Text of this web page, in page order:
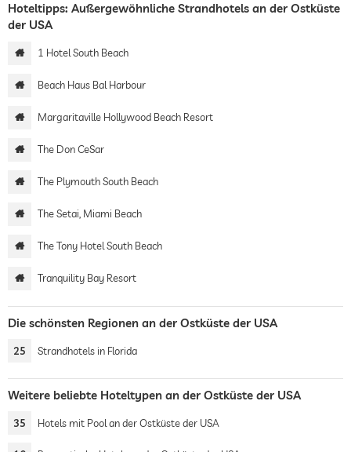
Hoteltipps: Außergewöhnliche Strandhotels an der Ostküste
der USA
1 Hotel South Beach
Beach Haus Bal Harbour
Margaritaville Hollywood Beach Resort
The Don CeSar
The Plymouth South Beach
The Setai, Miami Beach
The Tony Hotel South Beach
Tranquility Bay Resort
Die schönsten Regionen an der Ostküste der USA
25 Strandhotels in Florida
Weitere beliebte Hoteltypen an der Ostküste der USA
35 Hotels mit Pool an der Ostküste der USA